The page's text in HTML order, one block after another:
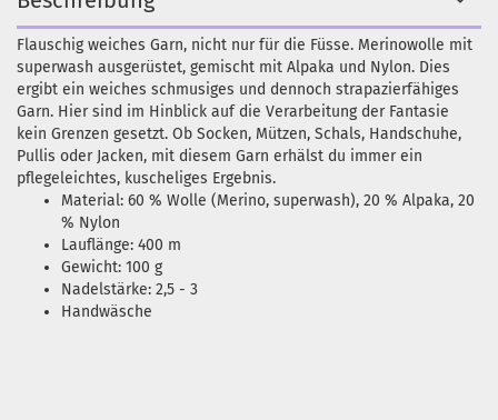
Flauschig weiches Garn, nicht nur für die Füsse. Merinowolle mit
superwash ausgerüstet, gemischt mit Alpaka und Nylon. Dies
ergibt ein weiches schmusiges und dennoch strapazierfähiges
Garn. Hier sind im Hinblick auf die Verarbeitung der Fantasie
kein Grenzen gesetzt. Ob Socken, Mützen, Schals, Handschuhe,
Pullis oder Jacken, mit diesem Garn erhälst du immer ein
pflegeleichtes, kuscheliges Ergebnis.
Material: 60 % Wolle (Merino, superwash), 20 % Alpaka, 20
% Nylon
Lauflänge: 400 m
Gewicht: 100 g
Nadelstärke: 2,5 - 3
Handwäsche